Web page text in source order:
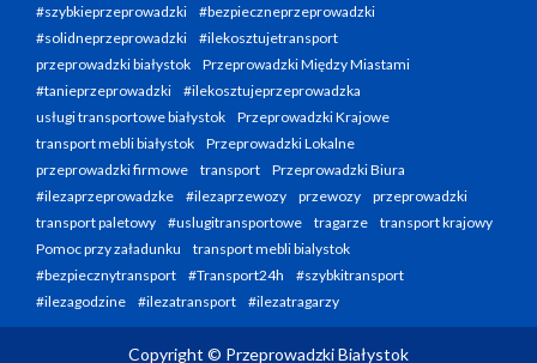
#szybkieprzeprowadzki
#bezpieczneprzeprowadzki
#solidneprzeprowadzki
#ilekosztujetransport
przeprowadzki białystok
Przeprowadzki Między Miastami
#tanieprzeprowadzki
#ilekosztujeprzeprowadzka
usługi transportowe białystok
Przeprowadzki Krajowe
transport mebli białystok
Przeprowadzki Lokalne
przeprowadzki firmowe
transport
Przeprowadzki Biura
#ilezaprzeprowadzke
#ilezaprzewozy przewozy
przeprowadzki
transport paletowy
#uslugitransportowe tragarze
transport krajowy
Pomoc przy załadunku
transport mebli bialystok
#bezpiecznytransport
#Transport24h
#szybkitransport
#ilezagodzine
#ilezatransport #ilezatragarzy
Copyright © Przeprowadzki Białystok